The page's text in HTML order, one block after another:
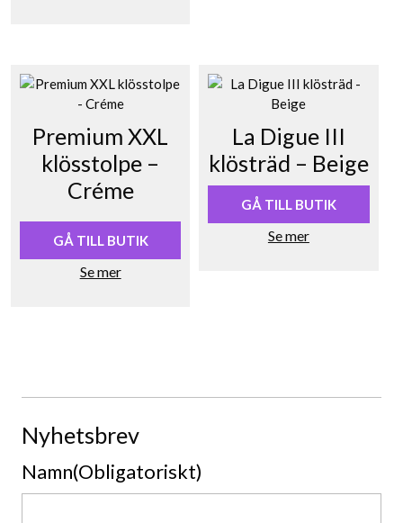
Premium XXL
klösstolpe –
Créme
GÅ TILL BUTIK
Se mer
La Digue III
klösträd – Beige
GÅ TILL BUTIK
Se mer
Nyhetsbrev
Namn(Obligatoriskt)